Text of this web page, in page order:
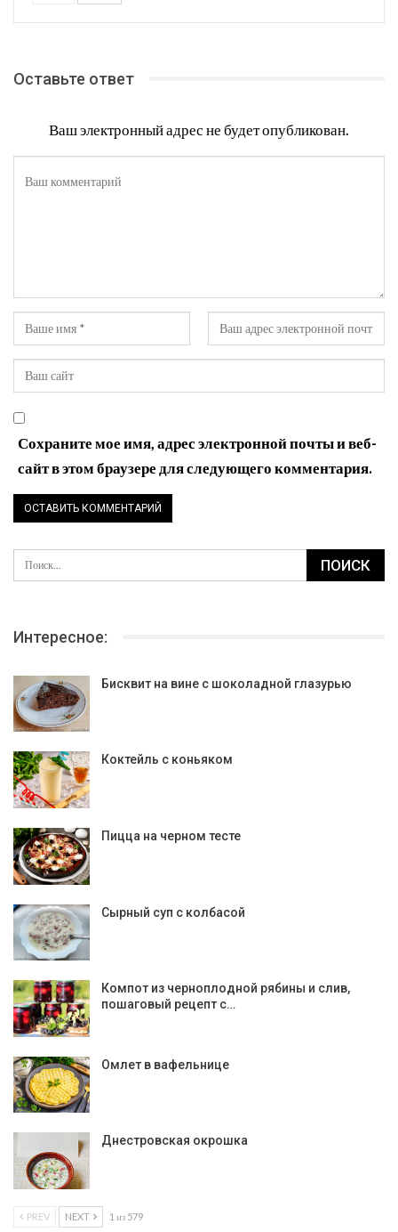
Оставьте ответ
Ваш электронный адрес не будет опубликован.
Сохраните мое имя, адрес электронной почты и веб-
сайт в этом браузере для следующего комментария.
Интересное:
Бисквит на вине с шоколадной глазурью
Коктейль с коньяком
Пицца на черном тесте
Сырный суп с колбасой
Компот из черноплодной рябины и слив,
пошаговый рецепт с…
Омлет в вафельнице
Днестровская окрошка
PREV NEXT 1 из 579